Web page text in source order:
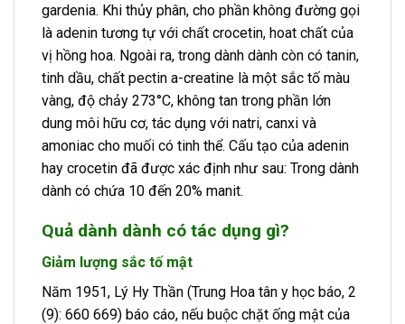
gardenia. Khi thủy phân, cho phần không đường gọi
là adenin tương tự với chất crocetin, hoat chất của
vị hồng hoa. Ngoài ra, trong dành dành còn có tanin,
tinh dầu, chất pectin a-creatine là một sắc tố màu
vàng, độ chảy 273°C, không tan trong phần lớn
dung môi hữu cơ, tác dụng với natri, canxi và
amoniac cho muối có tinh thể. Cấu tạo của adenin
hay crocetin đã được xác định như sau: Trong dành
dành có chứa 10 đến 20% manit.
Quả dành dành có tác dụng gì?
Giảm lượng sắc tố mật
Năm 1951, Lý Hy Thần (Trung Hoa tân y học báo, 2
(9): 660 669) báo cáo, nếu buộc chặt ống mật của